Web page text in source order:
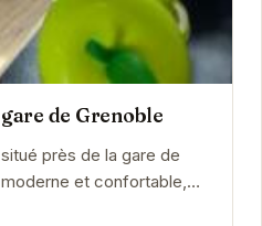
de Grenoble
près de la gare de
et confortable,
ou touristique.